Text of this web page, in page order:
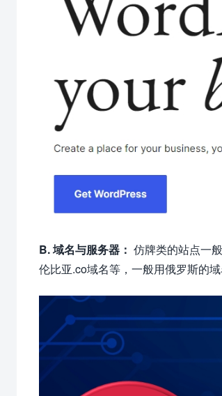
B. 域名与服务器： 仿牌类的站点一
伦比亚.co域名等，一般用俄罗斯的